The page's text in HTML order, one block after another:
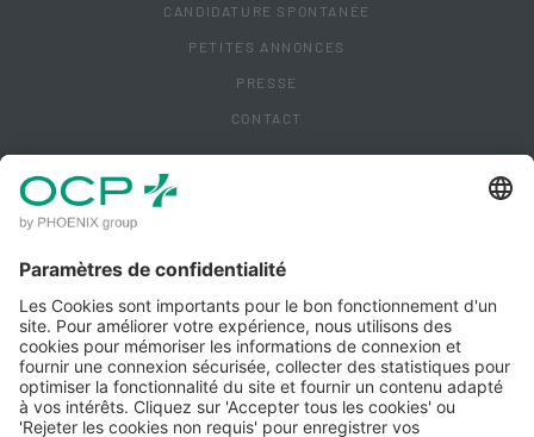
CANDIDATURE SPONTANÉE
PETITES ANNONCES
PRESSE
CONTACT
ACCÈS CLIENT
MENTIONS LÉGALES
POLITIQUE DE CONFIDENTIALITÉ
POLITIQUE QUALITÉ IPM
CONDITIONS GÉNÉRALES D'UTILISATION
GÉRER MES COOKIES